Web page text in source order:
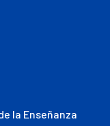
la Enseñanza